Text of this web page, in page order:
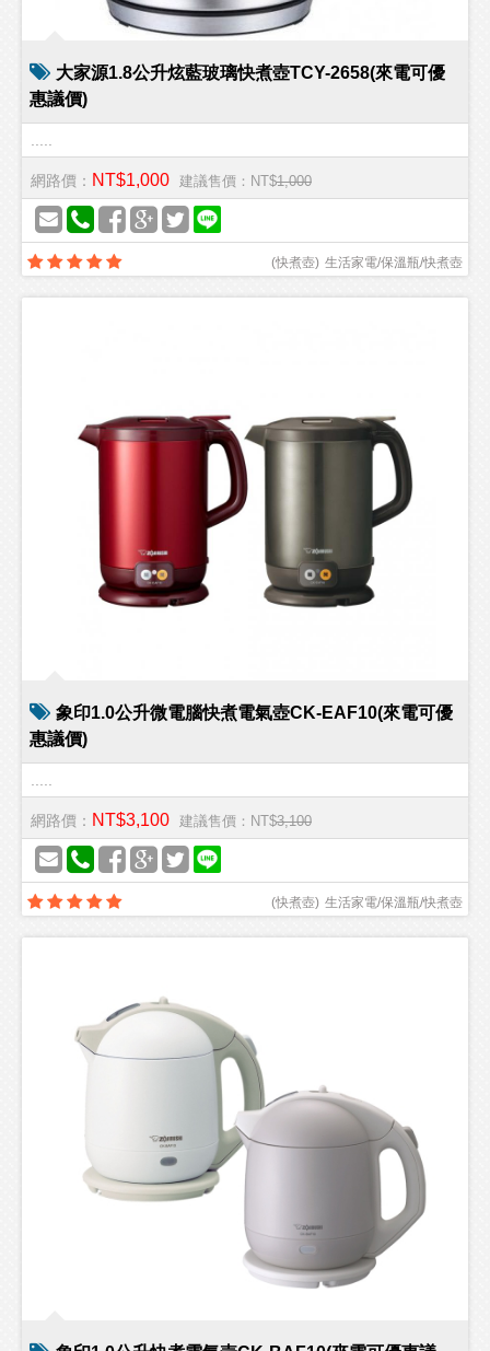
大家源1.8公升炫藍玻璃快煮壺TCY-2658(來電可優
惠議價)
網路價： NT$1,000 建議售價：NT$1,000
生活家電/保溫瓶/快煮壺
(快煮壺)
象印1.0公升微電腦快煮電氣壺CK-EAF10(來電可優
惠議價)
網路價： NT$3,100 建議售價：NT$3,100
生活家電/保溫瓶/快煮壺
(快煮壺)